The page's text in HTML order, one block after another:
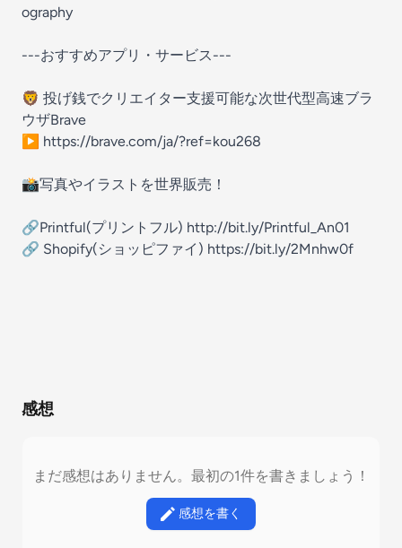
ography
---おすすめアプリ・サービス---
🦁 投げ銭でクリエイター支援可能な次世代型高速ブラ
ウザBrave
▶︎ https://brave.com/ja/?ref=kou268
📸写真やイラストを世界販売！
🔗Printful(プリントフル) http://bit.ly/Printful_An01
🔗 Shopify(ショッピファイ) https://bit.ly/2Mnhw0f
感想
まだ感想はありません。最初の1件を書きましょう！
感想を書く